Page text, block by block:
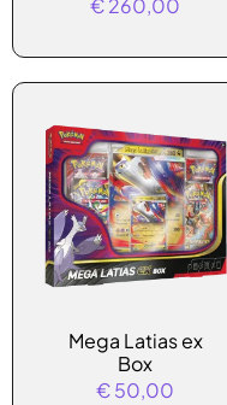
Mega Latias ex
Box
€50,00